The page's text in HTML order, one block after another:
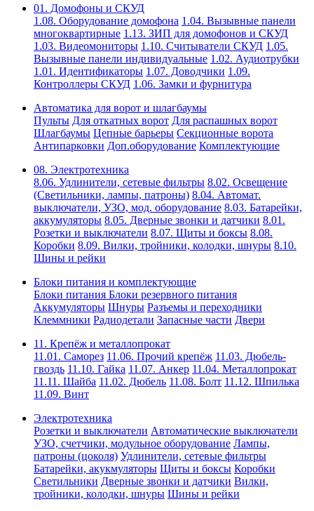
01. Домофоны и СКУД
1.08. Оборудование домофона 1.04. Вызывные панели
многоквартирные 1.13. ЗИП для домофонов и СКУД
1.03. Видеомониторы 1.10. Считыватели СКУД 1.05.
Вызывные панели индивидуальные 1.02. Аудиотрубки
1.01. Идентификаторы 1.07. Доводчики 1.09.
Контроллеры СКУД 1.06. Замки и фурнитура
Автоматика для ворот и шлагбаумы
Пульты Для откатных ворот Для распашных ворот
Шлагбаумы Цепные барьеры Секционные ворота
Антипарковки Доп.оборудование Комплектующие
08. Электротехника
8.06. Удлинители, сетевые фильтры 8.02. Освещение
(Светильники, лампы, патроны) 8.04. Автомат.
выключатели, УЗО, мод. оборудование 8.03. Батарейки,
аккумуляторы 8.05. Дверные звонки и датчики 8.01.
Розетки и выключатели 8.07. Щиты и боксы 8.08.
Коробки 8.09. Вилки, тройники, колодки, шнуры 8.10.
Шины и рейки
Блоки питания и комплектующие
Блоки питания Блоки резервного питания
Аккумуляторы Шнуры Разъемы и переходники
Клеммники Радиодетали Запасные части Двери
11. Крепёж и металлопрокат
11.01. Саморез 11.06. Прочий крепёж 11.03. Дюбель-
гвоздь 11.10. Гайка 11.07. Анкер 11.04. Металлопрокат
11.11. Шайба 11.02. Дюбель 11.08. Болт 11.12. Шпилька
11.09. Винт
Электротехника
Розетки и выключатели Автоматические выключатели
УЗО, счетчики, модульное оборудование Лампы,
патроны (цоколя) Удлинители, сетевые фильтры
Батарейки, акукмуляторы Щиты и боксы Коробки
Светильники Дверные звонки и датчики Вилки,
тройники, колодки, шнуры Шины и рейки